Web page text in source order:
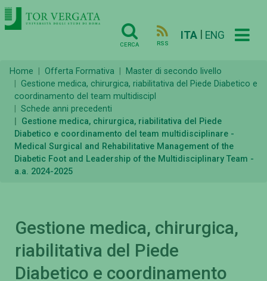
CERCA RSS
ITA ENG
Home Offerta Formativa
Master di secondo livello
Gestione medica, chirurgica, riabilitativa del Piede Diabetico e
coordinamento del team multidiscipl
Schede anni precedenti
Gestione medica, chirurgica, riabilitativa del Piede
Diabetico e coordinamento del team multidisciplinare -
Medical Surgical and Rehabilitative Management of the
Diabetic Foot and Leadership of the Multidisciplinary Team -
a.a. 2024-2025
Gestione medica, chirurgica,
riabilitativa del Piede
Diabetico e coordinamento